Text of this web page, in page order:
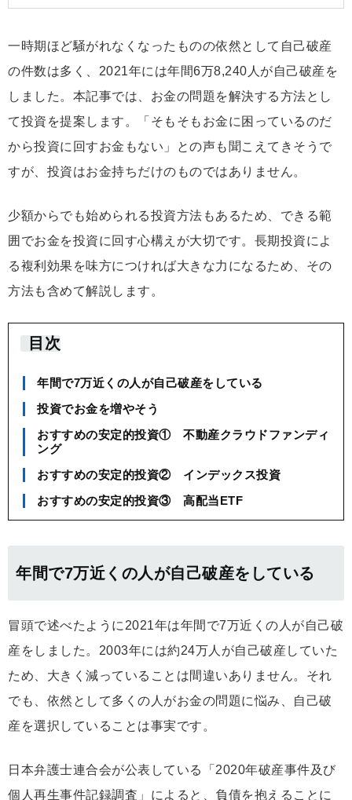
一時期ほど騒がれなくなったものの依然として自己破産
の件数は多く、2021年には年間6万8,240人が自己破産を
しました。本記事では、お金の問題を解決する方法とし
て投資を提案します。「そもそもお金に困っているのだ
から投資に回すお金もない」との声も聞こえてきそうで
すが、投資はお金持ちだけのものではありません。
少額からでも始められる投資方法もあるため、できる範
囲でお金を投資に回す心構えが大切です。長期投資によ
る複利効果を味方につければ大きな力になるため、その
方法も含めて解説します。
目次
年間で7万近くの人が自己破産をしている
投資でお金を増やそう
おすすめの安定的投資① 不動産クラウドファンディ
ング
おすすめの安定的投資② インデックス投資
おすすめの安定的投資③ 高配当ETF
年間で7万近くの人が自己破産をしている
冒頭で述べたように2021年は年間で7万近くの人が自己破
産をしました。2003年には約24万人が自己破産していた
ため、大きく減っていることは間違いありません。それ
でも、依然として多くの人がお金の問題に悩み、自己破
産を選択していることは事実です。
日本弁護士連合会が公表している「2020年破産事件及び
個人再生事件記録調査」によると、負債を抱えることに